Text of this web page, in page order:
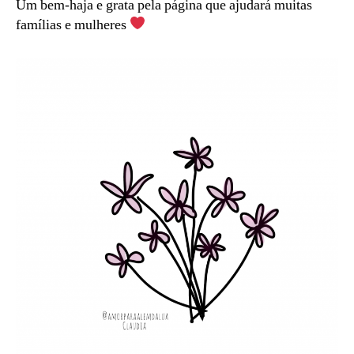
Um bem-haja e grata pela página que ajudará muitas
famílias e mulheres